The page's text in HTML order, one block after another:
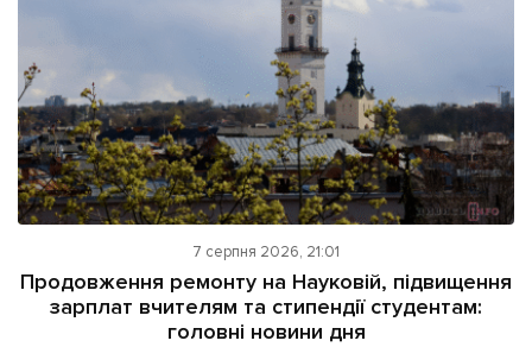
7 серпня 2026, 21:01
Продовження ремонту на Науковій, підвищення
зарплат вчителям та стипендії студентам:
головні новини дня